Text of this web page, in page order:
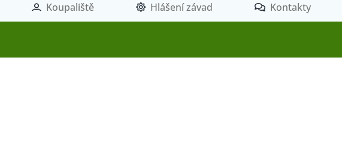
Koupaliště Hlášení závad Kontakty